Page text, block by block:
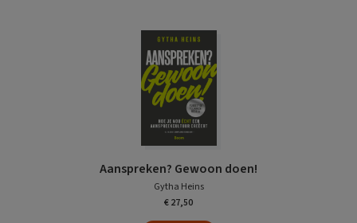
Aanspreken? Gewoon doen!
Gytha Heins
€ 27,50